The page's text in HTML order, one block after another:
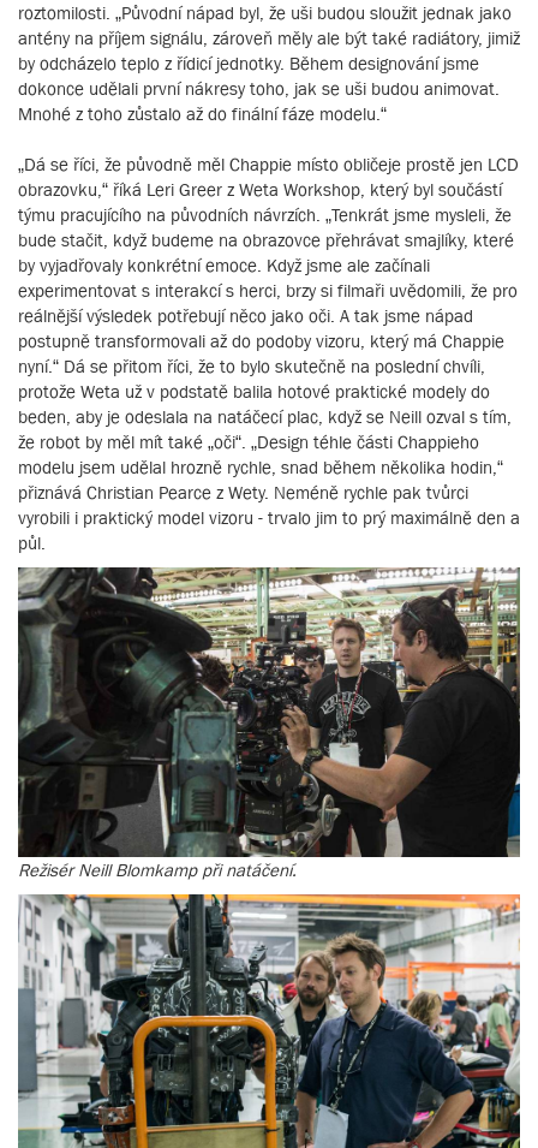
roztomilosti. „Původní nápad byl, že uši budou sloužit jednak jako
antény na příjem signálu, zároveň měly ale být také radiátory, jimiž
by odcházelo teplo z řídicí jednotky. Během designování jsme
dokonce udělali první nákresy toho, jak se uši budou animovat.
Mnohé z toho zůstalo až do finální fáze modelu.“
„Dá se říci, že původně měl Chappie místo obličeje prostě jen LCD
obrazovku,“ říká Leri Greer z Weta Workshop, který byl součástí
týmu pracujícího na původních návrzích. „Tenkrát jsme mysleli, že
bude stačit, když budeme na obrazovce přehrávat smajlíky, které
by vyjadřovaly konkrétní emoce. Když jsme ale začínali
experimentovat s interakcí s herci, brzy si filmaři uvědomili, že pro
reálnější výsledek potřebují něco jako oči. A tak jsme nápad
postupně transformovali až do podoby vizoru, který má Chappie
nyní.“ Dá se přitom říci, že to bylo skutečně na poslední chvíli,
protože Weta už v podstatě balila hotové praktické modely do
beden, aby je odeslala na natáčecí plac, když se Neill ozval s tím,
že robot by měl mít také „oči“. „Design téhle části Chappieho
modelu jsem udělal hrozně rychle, snad během několika hodin,“
přiznává Christian Pearce z Wety. Neméně rychle pak tvůrci
vyrobili i praktický model vizoru - trvalo jim to prý maximálně den a
půl.
Režisér Neill Blomkamp při natáčení.